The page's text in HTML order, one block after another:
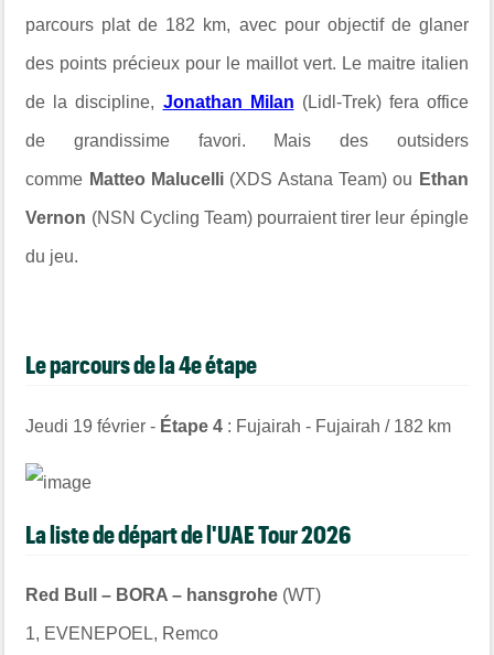
parcours plat de 182 km, avec pour objectif de glaner
des points précieux pour le maillot vert. Le maitre italien
de la discipline, Jonathan Milan (Lidl-Trek) fera office
de grandissime favori. Mais des outsiders
comme Matteo Malucelli (XDS Astana Team) ou Ethan
Vernon (NSN Cycling Team) pourraient tirer leur épingle
du jeu.
Le parcours de la 4e étape
Jeudi 19 février - Étape 4 : Fujairah - Fujairah / 182 km
La liste de départ de l'UAE Tour 2026
Red Bull – BORA – hansgrohe (WT)
1, EVENEPOEL, Remco